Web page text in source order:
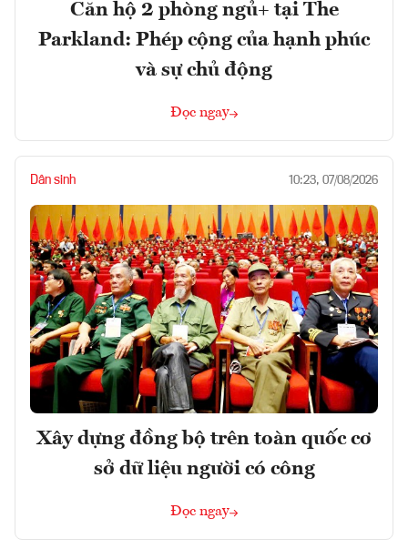
Căn hộ 2 phòng ngủ+ tại The
Parkland: Phép cộng của hạnh phúc
và sự chủ động
Đọc ngay
Dân sinh 10:23, 07/08/2026
Xây dựng đồng bộ trên toàn quốc cơ
sở dữ liệu người có công
Đọc ngay